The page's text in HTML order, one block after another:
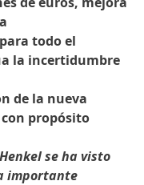
todo el
la incertidumbre
de la nueva
propósito
se ha visto
importante